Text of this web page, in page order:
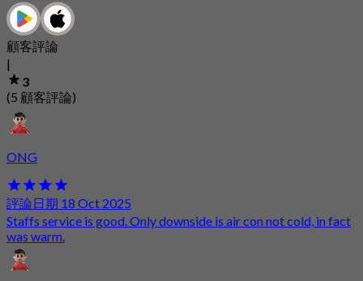
顧客評論
|
3
(5 顧客評論)
ONG
評論日期 18 Oct 2025
Staffs service is good. Only downside is air con not cold, in fact
was warm.